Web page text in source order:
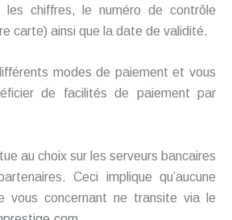
les chiffres, le numéro de contrôle
carte) ainsi que la date de validité.
modes de paiement et vous
de facilités de paiement par
au choix sur les serveurs bancaires
Ceci implique qu’aucune
vous concernant ne transite via le